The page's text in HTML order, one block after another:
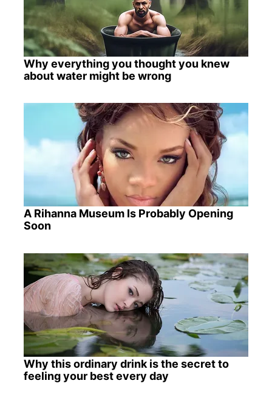
Why everything you thought you knew
about water might be wrong
A Rihanna Museum Is Probably Opening
Soon
Why this ordinary drink is the secret to
feeling your best every day